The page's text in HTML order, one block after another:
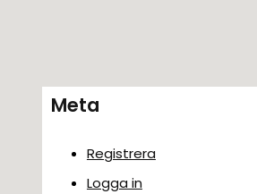
Meta
Registrera
Logga in